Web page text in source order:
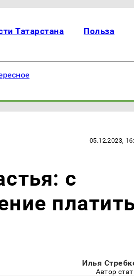
Татарстана Польза
05.12.2023,
с
Илья
Автор